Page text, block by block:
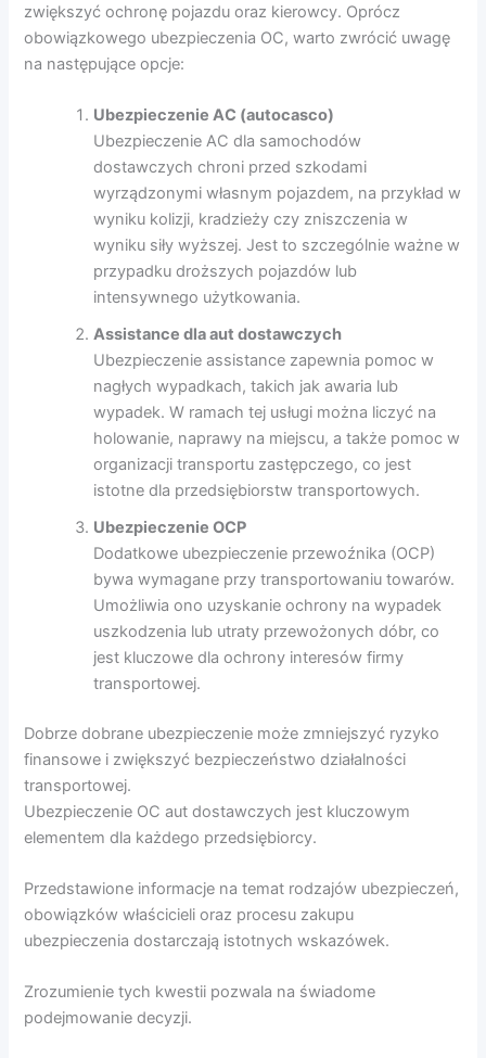
zwiększyć ochronę pojazdu oraz kierowcy. Oprócz
obowiązkowego ubezpieczenia OC, warto zwrócić uwagę
na następujące opcje:
Ubezpieczenie AC (autocasco)
Ubezpieczenie AC dla samochodów
dostawczych chroni przed szkodami
wyrządzonymi własnym pojazdem, na przykład w
wyniku kolizji, kradzieży czy zniszczenia w
wyniku siły wyższej. Jest to szczególnie ważne w
przypadku droższych pojazdów lub
intensywnego użytkowania.
Assistance dla aut dostawczych
Ubezpieczenie assistance zapewnia pomoc w
nagłych wypadkach, takich jak awaria lub
wypadek. W ramach tej usługi można liczyć na
holowanie, naprawy na miejscu, a także pomoc w
organizacji transportu zastępczego, co jest
istotne dla przedsiębiorstw transportowych.
Ubezpieczenie OCP
Dodatkowe ubezpieczenie przewoźnika (OCP)
bywa wymagane przy transportowaniu towarów.
Umożliwia ono uzyskanie ochrony na wypadek
uszkodzenia lub utraty przewożonych dóbr, co
jest kluczowe dla ochrony interesów firmy
transportowej.
Dobrze dobrane ubezpieczenie może zmniejszyć ryzyko
finansowe i zwiększyć bezpieczeństwo działalności
transportowej.
Ubezpieczenie OC aut dostawczych jest kluczowym
elementem dla każdego przedsiębiorcy.
Przedstawione informacje na temat rodzajów ubezpieczeń,
obowiązków właścicieli oraz procesu zakupu
ubezpieczenia dostarczają istotnych wskazówek.
Zrozumienie tych kwestii pozwala na świadome
podejmowanie decyzji.